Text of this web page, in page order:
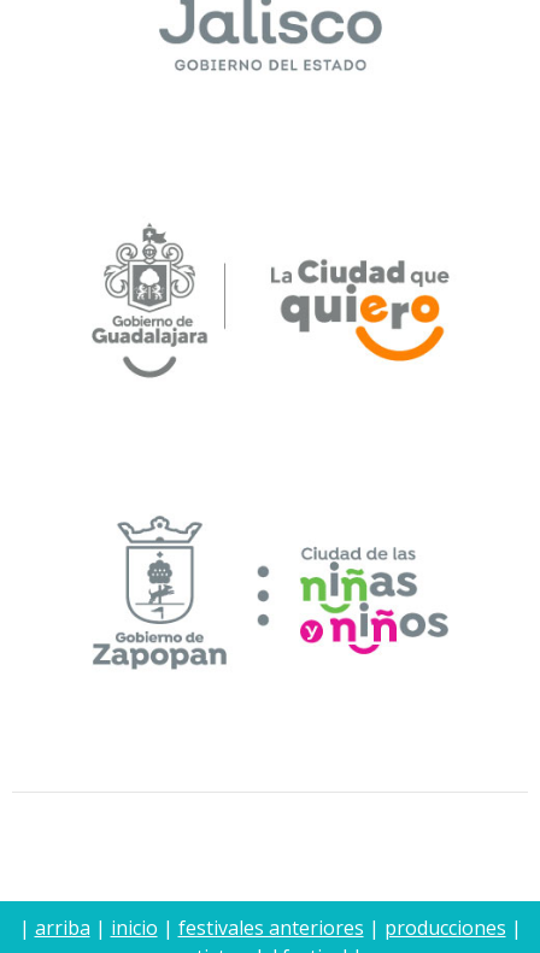
| arriba | inicio | festivales anteriores | producciones |